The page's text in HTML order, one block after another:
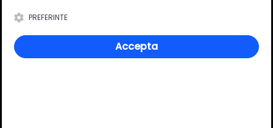
Adaugă un review
PREFERINTE
Accepta